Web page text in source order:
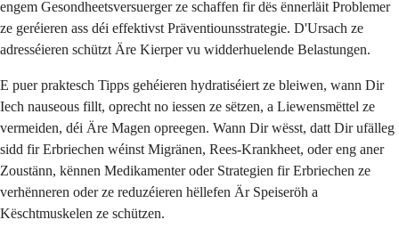
engem Gesondheetsversuerger ze schaffen fir dës ënnerläit Problemer
ze geréieren ass déi effektivst Präventiounsstrategie. D'Ursach ze
adresséieren schützt Äre Kierper vu widderhuelende Belastungen.
E puer praktesch Tipps gehéieren hydratiséiert ze bleiwen, wann Dir
Iech nauseous fillt, oprecht no iessen ze sëtzen, a Liewensmëttel ze
vermeiden, déi Äre Magen opreegen. Wann Dir wësst, datt Dir ufälleg
sidd fir Erbriechen wéinst Migränen, Rees-Krankheet, oder eng aner
Zoustänn, kënnen Medikamenter oder Strategien fir Erbriechen ze
verhënneren oder ze reduzéieren hëllefen Är Speiseröh a
Këschtmuskelen ze schützen.